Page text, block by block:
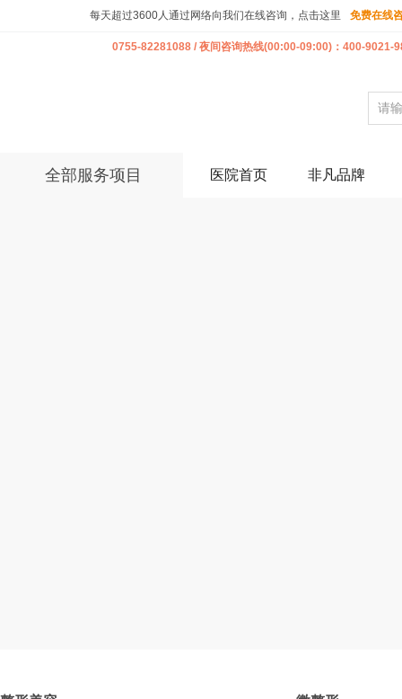
每天超过3600人通过网络向我们在线咨询，点击这里 免费在线
0755-82281088 / 夜间咨询热线(00:00-09:00)：400-9021-
全部服务项目 医院首页 非凡品牌